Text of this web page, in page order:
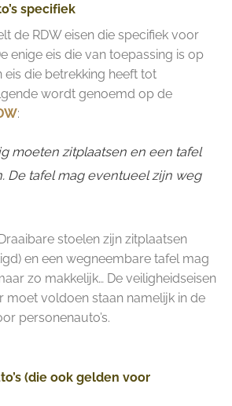
specifiek
de RDW eisen die specifiek voor
enige eis die van toepassing is op
eis die betrekking heeft tot
wordt genoemd op de
:
moeten zitplaatsen en een tafel
De tafel mag eventueel zijn weg
stoelen zijn zitplaatsen
en een wegneembare tafel mag
zo makkelijk… De veiligheidseisen
moet voldoen staan namelijk in de
personenauto’s.
(die ook gelden voor